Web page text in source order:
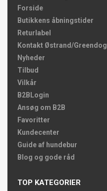
Forside
Butikkens åbningstider
Returlabel
Kontakt Østrand/Greendog
Nyheder
Tilbud
Vilkår
B2BLogin
Ansøg om B2B
Favoritter
Kundecenter
Guide af hundebur
Blog og gode råd
TOP KATEGORIER